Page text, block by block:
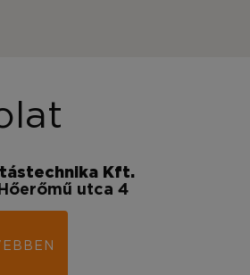
Kft.
utca 4